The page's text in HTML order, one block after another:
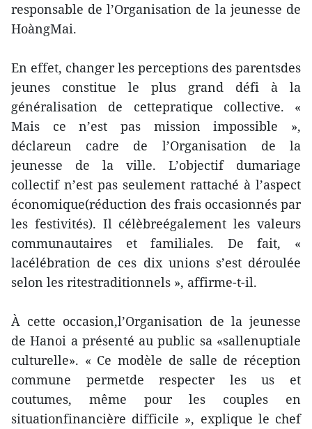
responsable de l’Organisation de la jeunesse de
HoàngMai.
En effet, changer les perceptions des parentsdes
jeunes constitue le plus grand défi à la
généralisation de cettepratique collective. «
Mais ce n’est pas mission impossible »,
déclareun cadre de l’Organisation de la
jeunesse de la ville. L’objectif dumariage
collectif n’est pas seulement rattaché à l’aspect
économique(réduction des frais occasionnés par
les festivités). Il célèbreégalement les valeurs
communautaires et familiales. De fait, «
lacélébration de ces dix unions s’est déroulée
selon les ritestraditionnels », affirme-t-il.
À cette occasion,l’Organisation de la jeunesse
de Hanoi a présenté au public sa «sallenuptiale
culturelle». « Ce modèle de salle de réception
commune permetde respecter les us et
coutumes, même pour les couples en
situationfinancière difficile », explique le chef